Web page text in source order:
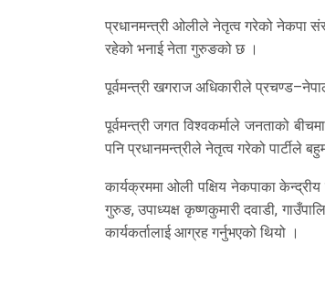
प्रधानमन्त्री ओलीले नेतृत्व गरेको नेकपा
रहेको भनाई नेता गुरुङको छ ।
पूर्वमन्त्री खगराज अधिकारीले
पूर्वमन्त्री जगत विश्वकर्माले जनताको
पनि प्रधानमन्त्रीले नेतृत्व गरेको पार्टीले
कार्यक्रममा ओली पक्षिय नेकपाका केन्द्रीय
गुरुङ, उपाध्यक्ष कृष्णकुमारी दवाडी,
कार्यकर्तालाई आग्रह गर्नुभएको थियो ।